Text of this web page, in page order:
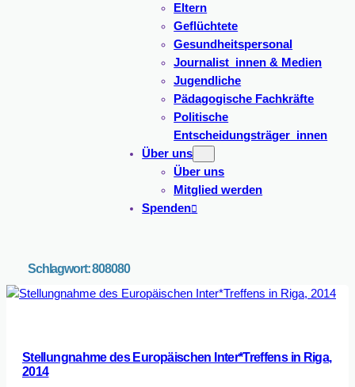
Eltern
Geflüchtete
Gesundheitspersonal
Journalist_innen & Medien
Jugendliche
Pädagogische Fachkräfte
Politische
Entscheidungsträger_innen
Über uns
Über uns
Mitglied werden
Spenden
Schlagwort:808080
Stellungnahme des Europäischen Inter*Treffens in Riga,
2014